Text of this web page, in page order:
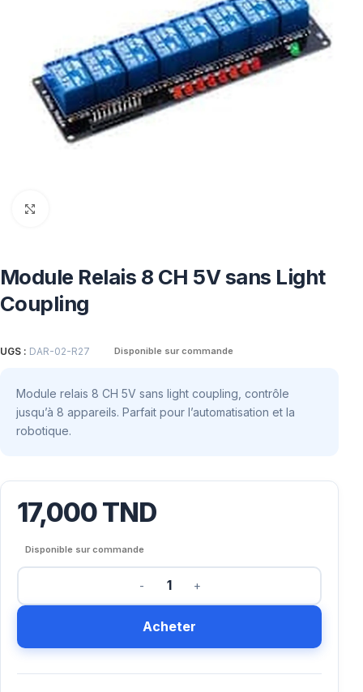
Module Relais 8 CH 5V sans Light
Coupling
UGS : DAR-02-R27 Disponible sur commande
Module relais 8 CH 5V sans light coupling, contrôle
jusqu’à 8 appareils. Parfait pour l’automatisation et la
robotique.
17,000TND
Disponible sur commande
Acheter